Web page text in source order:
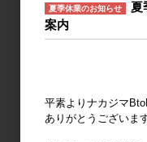
夏季休業のお知らせ
夏
案内
平素よりナカジマ
ありがとうございます